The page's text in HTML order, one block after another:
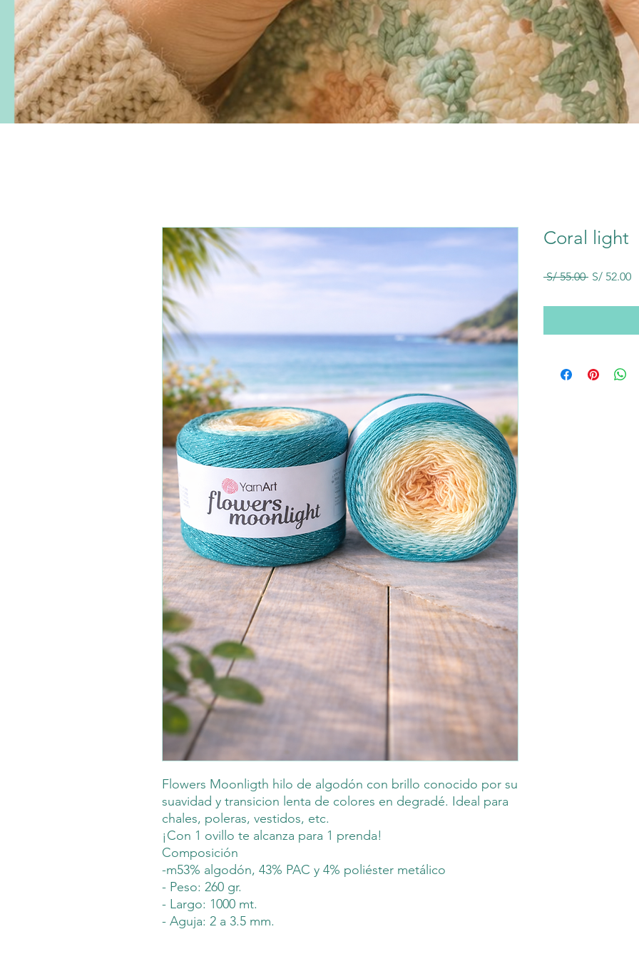
Flowers Moonligth hilo de algodón con brillo conocido por su
suavidad y transicion lenta de colores en degradé. Ideal para
chales, poleras, vestidos, etc.
¡Con 1 ovillo te alcanza para 1 prenda!
Composición
-m53% algodón, 43% PAC y 4% poliéster metálico
- Peso: 260 gr.
- Largo: 1000 mt.
- Aguja: 2 a 3.5 mm.
Coral light
S/ 55.00 Precio
S/ 52.00